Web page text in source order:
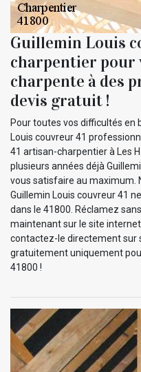
Guillemin Louis
charpentier pour
charpente à des
devis gratuit !
Pour toutes vos difficultés en
Louis couvreur 41
41 artisan-charpentier à Les
plusieurs années déjà
vous satisfaire au maximum.
Guillemin Louis couvreur 41
dans le 41800. Réclamez
maintenant sur le site
contactez-le directement sur
gratuitement uniquement
41800 !